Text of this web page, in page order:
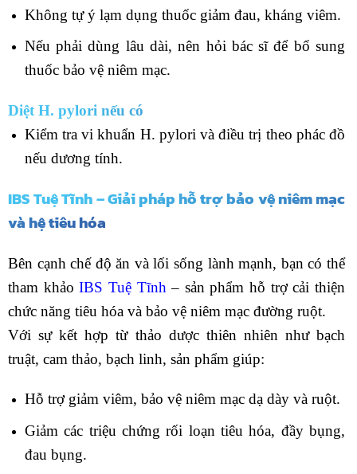
Không tự ý lạm dụng thuốc giảm đau, kháng viêm.
Nếu phải dùng lâu dài, nên hỏi bác sĩ để bổ sung
thuốc bảo vệ niêm mạc.
Diệt H. pylori nếu có
Kiểm tra vi khuẩn H. pylori và điều trị theo phác đồ
nếu dương tính.
IBS Tuệ Tĩnh – Giải pháp hỗ trợ bảo vệ niêm mạc
và hệ tiêu hóa
Bên cạnh chế độ ăn và lối sống lành mạnh, bạn có thể
tham khảoIBS Tuệ Tĩnh – sản phẩm hỗ trợ cải thiện
chức năng tiêu hóa và bảo vệ niêm mạc đường ruột.
Với sự kết hợp từ thảo dược thiên nhiên như bạch
truật, cam thảo, bạch linh, sản phẩm giúp:
Hỗ trợ giảm viêm, bảo vệ niêm mạc dạ dày và ruột.
Giảm các triệu chứng rối loạn tiêu hóa, đầy bụng,
đau bụng.